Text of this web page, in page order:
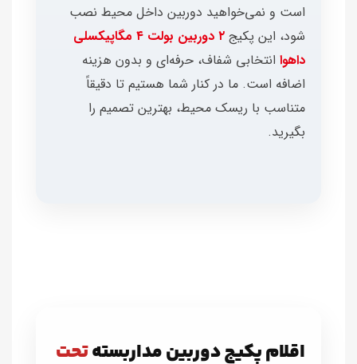
است و نمی‌خواهید دوربین داخل محیط نصب
شود، این پکیج
۲ دوربین بولت ۴ مگاپیکسلی
داهوا انتخابی شفاف، حرفه‌ای و بدون هزینه
اضافه است. ما در کنار شما هستیم تا دقیقاً
متناسب با ریسک محیط، بهترین تصمیم را
بگیرید.
اقلام پکیج دوربین مداربستهتحت